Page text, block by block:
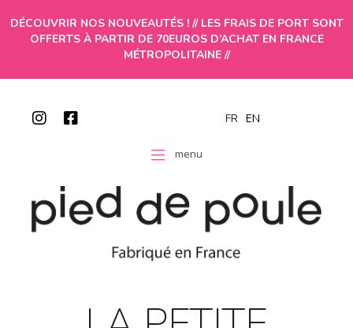
DÉCOUVRIR NOS NOUVEAUTÉS ! // LES FRAIS DE PORT SONT
OFFERTS À PARTIR DE 70EUROS D’ACHAT EN FRANCE
MÉTROPOLITAINE //
FR EN
menu